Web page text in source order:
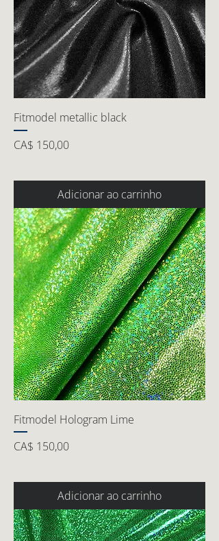
Fitmodel metallic black
Preço
CA$ 150,00
Adicionar ao carrinho
Fitmodel Hologram Lime
Preço
CA$ 150,00
Adicionar ao carrinho